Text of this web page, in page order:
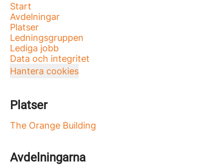
Start
Avdelningar
Platser
Ledningsgruppen
Lediga jobb
Data och integritet
Hantera cookies
Platser
The Orange Building
Avdelningarna